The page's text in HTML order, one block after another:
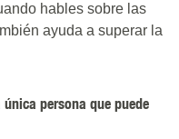
hables sobre las
ayuda a superar la
persona que puede